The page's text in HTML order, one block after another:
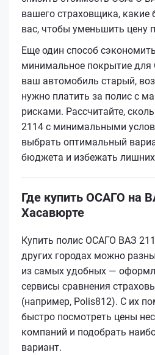
вашего страховщика, какие
вас, чтобы уменьшить цену
Еще один способ
минимальное покрытие для
ваш автомобиль старый,
нужно платить за полис с
рисками. Рассчитайте,
2114 с минимальными
выбрать оптимальный
бюджета и избежать лишних
Где купить ОСАГО на
Хасавюрте
Купить полис ОСАГО ВАЗ
других городах можно
из самых удобных —
сервисы сравнения
(например, Polis812). С их
быстро посмотреть цены
компаний и подобрать
вариант.